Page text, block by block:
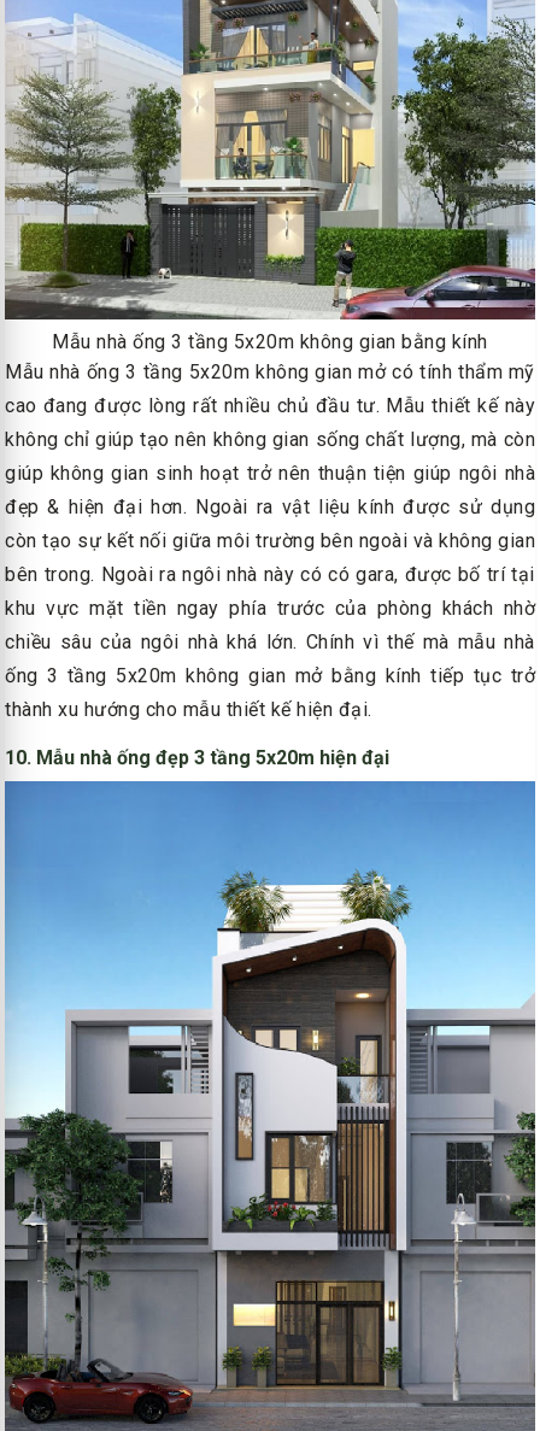
Mẫu nhà ống 3 tầng 5x20m không gian bằng kính
Mẫu nhà ống 3 tầng 5x20m không gian mở có tính thẩm mỹ
cao đang được lòng rất nhiều chủ đầu tư. Mẫu thiết kế này
không chỉ giúp tạo nên không gian sống chất lượng, mà còn
giúp không gian sinh hoạt trở nên thuận tiện giúp ngôi nhà
đẹp & hiện đại hơn. Ngoài ra vật liệu kính được sử dụng
còn tạo sự kết nối giữa môi trường bên ngoài và không gian
bên trong. Ngoài ra ngôi nhà này có có gara, được bố trí tại
khu vực mặt tiền ngay phía trước của phòng khách nhờ
chiều sâu của ngôi nhà khá lớn. Chính vì thế mà mẫu nhà
ống 3 tầng 5x20m không gian mở bằng kính tiếp tục trở
thành xu hướng cho mẫu thiết kế hiện đại.
10. Mẫu nhà ống đẹp 3 tầng 5x20m hiện đại